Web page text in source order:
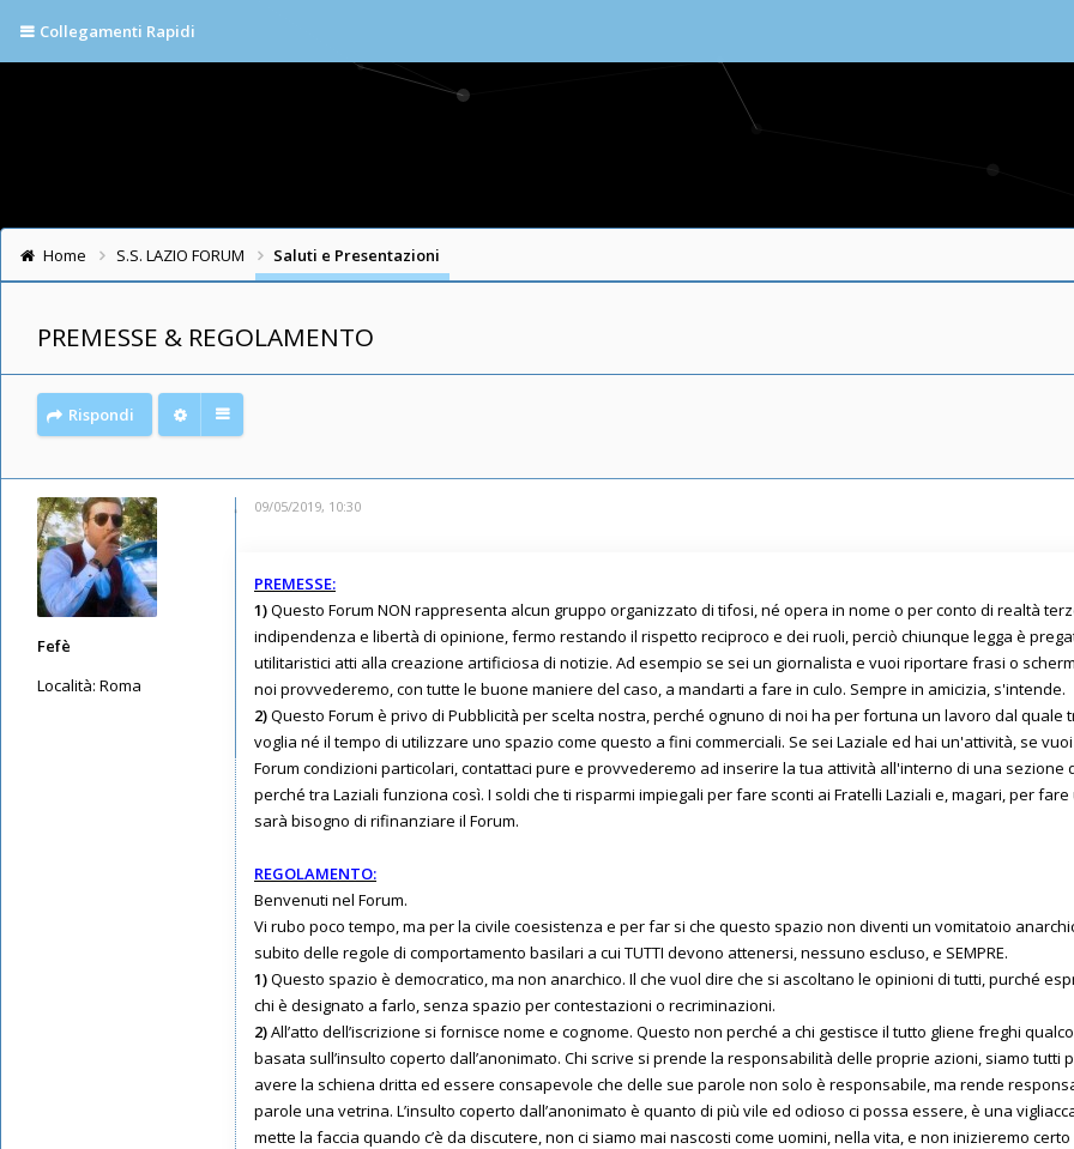
Collegamenti Rapidi
Home S.S. LAZIO FORUM Saluti e Presentazioni
PREMESSE & REGOLAMENTO
Rispondi
Fefè
Località: Roma
09/05/2019, 10:30
PREMESSE:
1)Questo Forum NON rappresenta alcun gruppo organizzato di tifosi, né opera in nome o per conto di realtà
indipendenza e libertà di opinione, fermo restando il rispetto reciproco e dei ruoli, perciò chiunque legga è
utilitaristici atti alla creazione artificiosa di notizie. Ad esempio se sei un giornalista e vuoi riportare frasi o
noi provvederemo, con tutte le buone maniere del caso, a mandarti a fare in culo. Sempre in amicizia, s'intende.
2)Questo Forum è privo di Pubblicità per scelta nostra, perché ognuno di noi ha per fortuna un lavoro dal
voglia né il tempo di utilizzare uno spazio come questo a fini commerciali. Se sei Laziale ed hai un'attività, se
Forum condizioni particolari, contattaci pure e provvederemo ad inserire la tua attività all'interno di una sezione
perché tra Laziali funziona così. I soldi che ti risparmi impiegali per fare sconti ai Fratelli Laziali e, magari, per
sarà bisogno di rifinanziare il Forum.
REGOLAMENTO:
Benvenuti nel Forum.
Vi rubo poco tempo, ma per la civile coesistenza e per far si che questo spazio non diventi un vomitatoio
subito delle regole di comportamento basilari a cui TUTTI devono attenersi, nessuno escluso, e SEMPRE.
1)Questo spazio è democratico, ma non anarchico. Il che vuol dire che si ascoltano le opinioni di tutti, purché
chi è designato a farlo, senza spazio per contestazioni o recriminazioni.
2)All’atto dell’iscrizione si fornisce nome e cognome. Questo non perché a chi gestisce il tutto gliene freghi
basata sull’insulto coperto dall’anonimato. Chi scrive si prende la responsabilità delle proprie azioni, siamo
avere la schiena dritta ed essere consapevole che delle sue parole non solo è responsabile, ma rende
parole una vetrina. L’insulto coperto dall’anonimato è quanto di più vile ed odioso ci possa essere, è una
mette la faccia quando c’è da discutere, non ci siamo mai nascosti come uomini, nella vita, e non inizieremo